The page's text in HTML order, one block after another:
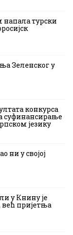
напала турски
Зеленског у
конкурса
суфинансирање
језику
ни у својој
у Книну је
већ пријетња